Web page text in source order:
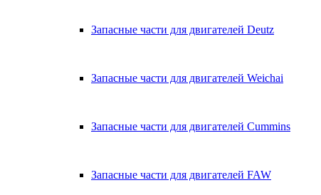
Запасные части для двигателей Deutz
Запасные части для двигателей Weichai
Запасные части для двигателей Cummins
Запасные части для двигателей FAW